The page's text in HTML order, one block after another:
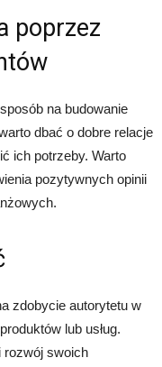
poprzez
na budowanie
dbać o dobre relacje
ich potrzeby. Warto
pozytywnych opinii
zdobycie autorytetu w
lub usług.
rozwój swoich